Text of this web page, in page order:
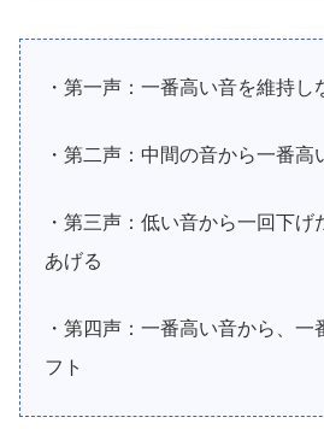
・第一声：一番高い音を維持し
・第二声：中間の音から一番高
・第三声：低い音から一回下
あげる
・第四声：一番高い音から、
フト